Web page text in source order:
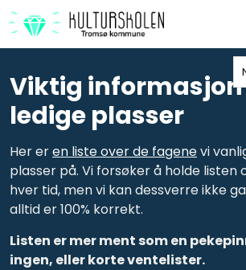
Viktig
ledige plasser
Her eren liste over de fagenevi
plasser på. Vi forsøker å holde
hver tid, men vi kan dessverre ikke
alltid er 100% korrekt.
Listen er mer ment som en
ingen, eller korte ventelister.